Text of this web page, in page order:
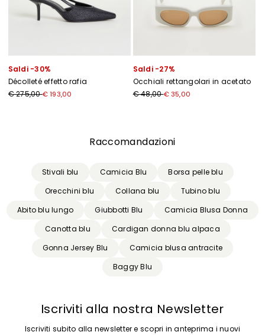
Saldi -30%
Décolleté effetto rafia
€ 275,00€ 193,00
Saldi -27%
Occhiali rettangolari in acetato
€ 48,00€ 35,00
Raccomandazioni
Stivali blu Camicia Blu
Borsa pelle blu
Orecchini blu
Collana blu
Tubino blu
Abito blu lungo
Giubbotti Blu
Camicia Blusa Donna
Canotta blu
Cardigan donna blu alpaca
Gonna Jersey Blu
Camicia blusa antracite
Baggy Blu
Iscriviti alla nostra Newsletter
Iscriviti subito alla newsletter e scopri in anteprima i nuovi